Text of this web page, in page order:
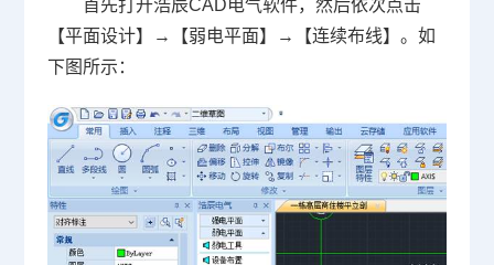
首先打开浩辰CAD电气软件，然后依次点击
【平面设计】→【弱电平面】→【连续布线】。如
下图所示：